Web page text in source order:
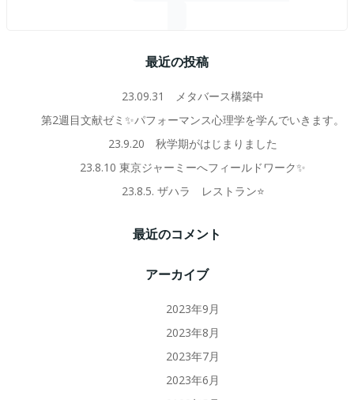
最近の投稿
23.09.31 メタバース構築中
第2週目文献ゼミ✨パフォーマンス心理学を学んでいきます。
23.9.20 秋学期がはじまりました
23.8.10 東京ジャーミーへフィールドワーク✨
23.8.5. ザハラ レストラン⭐️
最近のコメント
アーカイブ
2023年9月
2023年8月
2023年7月
2023年6月